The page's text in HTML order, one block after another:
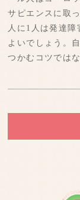
サピエンスに取
人に1人は発達障
よいでしょう。
つかむコツでは